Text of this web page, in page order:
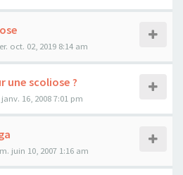
oct. 02, 2019 8:14 am
une scoliose ?
16, 2008 7:01 pm
juin 10, 2007 1:16 am